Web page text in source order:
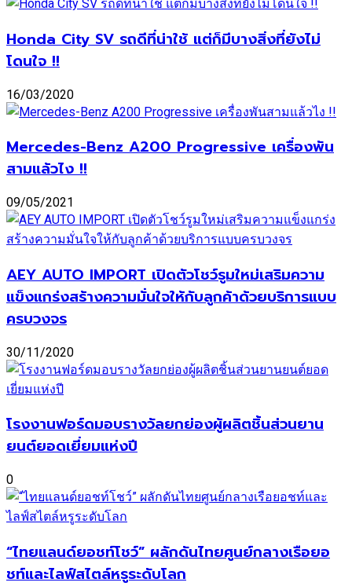
Honda City SV รถดีที่น่าใช้ แต่ก็มีบางสิ่งที่ยังไม่
โดนใจ !!
16/03/2020
Mercedes-Benz A200 Progressive เครื่องพัน
สามแล้วไง !!
09/05/2021
AEY AUTO IMPORT เปิดตัวโชว์รูมใหม่เสริมความ
แข็งแกร่งสร้างความมั่นใจให้กับลูกค้าด้วยบริการแบบ
ครบวงจร
30/11/2020
โรงงานฟอร์ดมอบรางวัลยกย่องผู้ผลิตชิ้นส่วนยาน
ยนต์ยอดเยี่ยมแห่งปี
0
“ไทยแลนด์ยอชท์โชว์” ผลักดันไทยศูนย์กลางเรือยอ
ชท์และไลฟ์สไตล์หรูระดับโลก